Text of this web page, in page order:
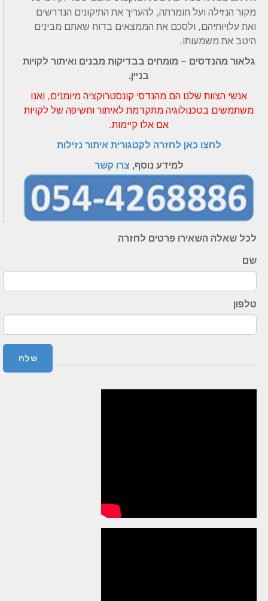
מקור הנזילה ועל חומרתה, להעריך את התיקונים הנדרשים
ואת עלויותיהם, ולסכם את הממצאים בדוח שאתם מבינים
היטב את משמעותו.
גלאור מהנדסים – מומחים בבדיקות מבנים ואיתור לקויות
בניין.
אנשי הצוות שלנו הם מהנדסי קונסטרוקציה מיומנים, ואנו
משתמשים בטכנולוגיה מתקדמת לאיתור וחשיפה של לקויות
אם אלו קיימות.
לחצו כאן לחזרה לקטגורית איתור נזילות
למידע נוסף, צרו קשר
לכל שאלה השאירו פרטים לחזרה
שם
טלפון